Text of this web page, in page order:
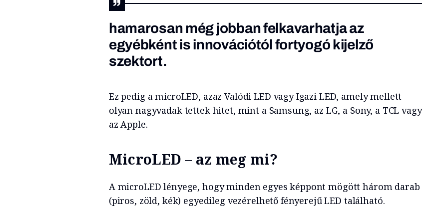
hamarosan még jobban felkavarhatja az
egyébként is innovációtól fortyogó kijelző
szektort.
Ez pedig a microLED, azaz Valódi LED vagy Igazi LED, amely mellett
olyan nagyvadak tettek hitet, mint a Samsung, az LG, a Sony, a TCL vagy
az Apple.
MicroLED – az meg mi?
A microLED lényege, hogy minden egyes képpont mögött három darab
(piros, zöld, kék) egyedileg vezérelhető fényerejű LED található.